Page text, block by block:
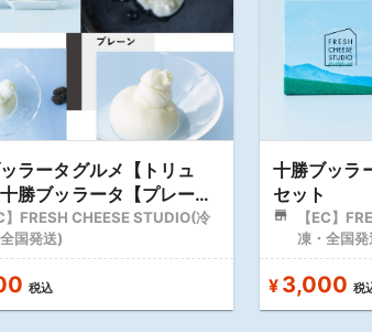
ラータグルメ【トリュ
勝ブッラータ【プレー
ット
】FRESH CHEESE STUDIO(冷
国発送)
税込
十勝ブッラ
セット
【EC】
凍・全国発
¥ 3,000税